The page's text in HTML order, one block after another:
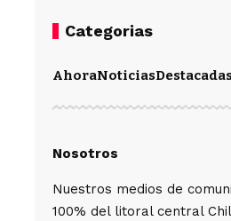
Categorias
AhoraNoticias
Nosotros
Nuestros medios de
100% del litoral central